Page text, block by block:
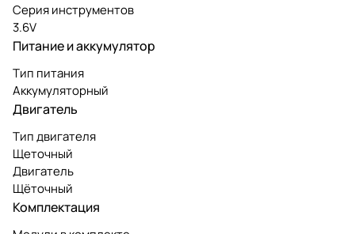
Серия инструментов
3.6V
Питание и аккумулятор
Тип питания
Аккумуляторный
Двигатель
Тип двигателя
Щеточный
Двигатель
Щёточный
Комплектация